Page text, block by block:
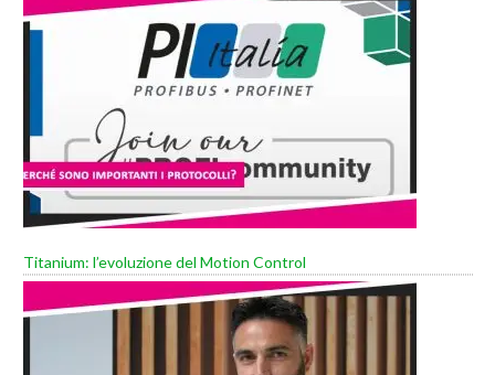
Titanium: l’evoluzione del Motion Control